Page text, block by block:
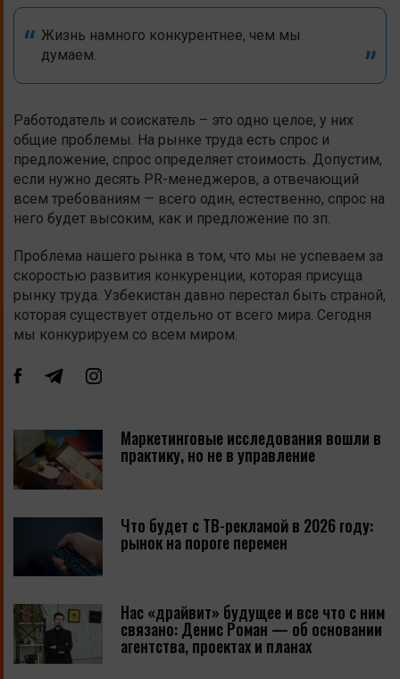
Жизнь намного конкурентнее, чем мы
думаем.
Работодатель и соискатель – это одно целое, у них
общие проблемы. На рынке труда есть спрос и
предложение, спрос определяет стоимость. Допустим,
если нужно десять PR-менеджеров, а отвечающий
всем требованиям — всего один, естественно, спрос на
него будет высоким, как и предложение по зп.
Проблема нашего рынка в том, что мы не успеваем за
скоростью развития конкуренции, которая присуща
рынку труда. Узбекистан давно перестал быть страной,
которая существует отдельно от всего мира. Сегодня
мы конкурируем со всем миром.
Маркетинговые исследования вошли в
практику, но не в управление
Что будет с ТВ-рекламой в 2026 году:
рынок на пороге перемен
Нас «драйвит» будущее и все что с ним
связано: Денис Роман — об основании
агентства, проектах и планах